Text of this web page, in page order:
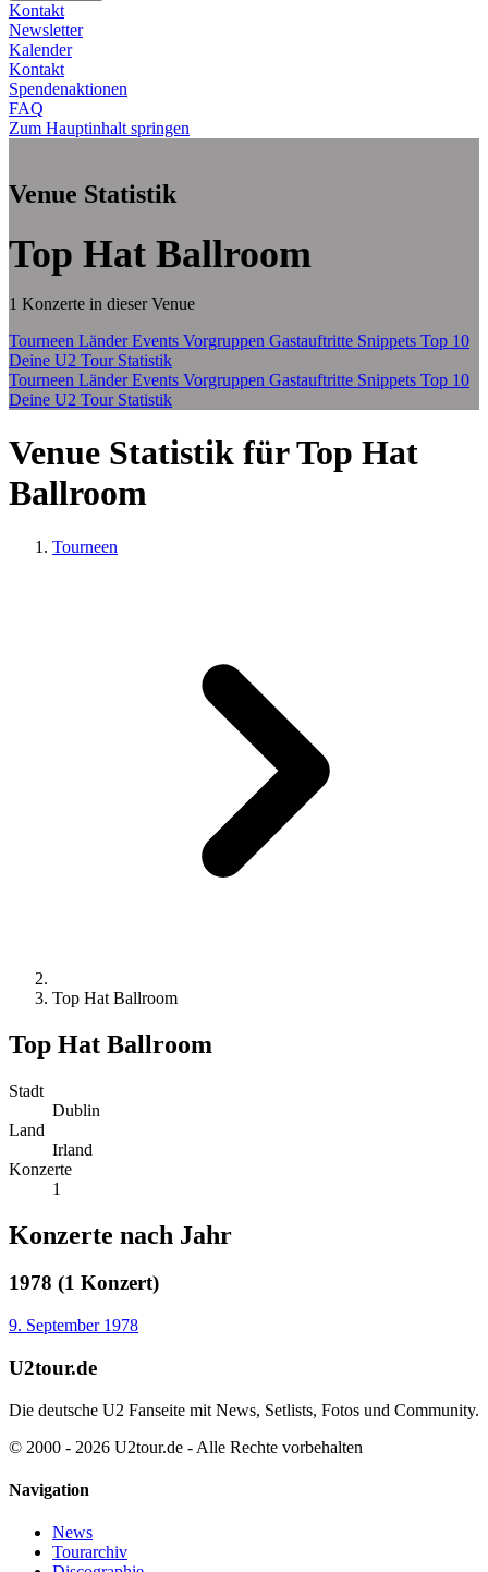
Kontakt
Newsletter
Kalender
Kontakt
Spendenaktionen
FAQ
Zum Hauptinhalt springen
Venue Statistik
Top Hat Ballroom
1 Konzerte in dieser Venue
Tourneen LänderEvents Vorgruppen Gastauftritte Snippets Top 10
Deine U2 Tour Statistik
Tourneen LänderEvents Vorgruppen Gastauftritte Snippets Top 10
Deine U2 Tour Statistik
Venue Statistik für Top Hat
Ballroom
Tourneen
Top Hat Ballroom
Top Hat Ballroom
Stadt
Dublin
Land
Irland
Konzerte
1
Konzerte nach Jahr
1978 (1 Konzert)
9. September 1978
U2tour.de
Die deutsche U2 Fanseite mit News, Setlists, Fotos und Community.
© 2000 - 2026 U2tour.de - Alle Rechte vorbehalten
Navigation
News
Tourarchiv